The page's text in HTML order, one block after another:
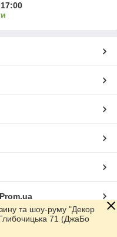
Prom.ua
та шоу-руму "Декор
71 (ДжаБо